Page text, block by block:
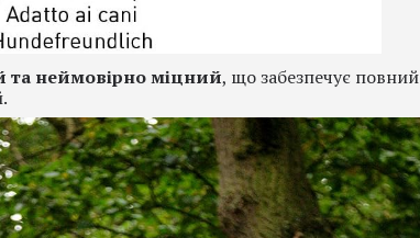
та неймовірно міцний, що забезпечує повний